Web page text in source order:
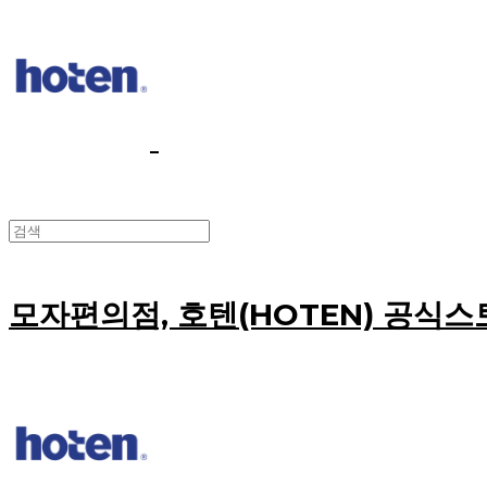
모자편의점, 호텐(HOTEN) 공식스